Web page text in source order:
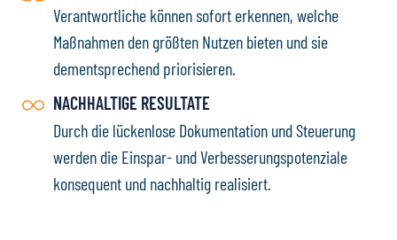
Verantwortliche können sofort erkennen, welche
Maßnahmen den größten Nutzen bieten und sie
dementsprechend priorisieren.
NACHHALTIGE RESULTATE
Durch die lückenlose Dokumentation und Steuerung
werden die Einspar- und Verbesserungspotenziale
konsequent und nachhaltig realisiert.